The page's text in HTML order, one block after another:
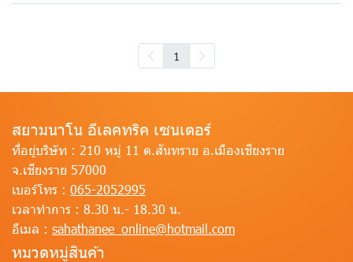
1
สยามนาโน อีเลคทริค เซนเตอร์
ที่อยู่บริษัท : 210 หมู่ 11 ต.สันทราย อ.เมืองเชียงราย
จ.เชียงราย 57000
เบอร์โทร : 065-2052995
เวลาทำการ : 8.30 น.- 18.30 น.
อีเมล : sahathanee_online@hotmail.com
หมวดหมู่สินค้า